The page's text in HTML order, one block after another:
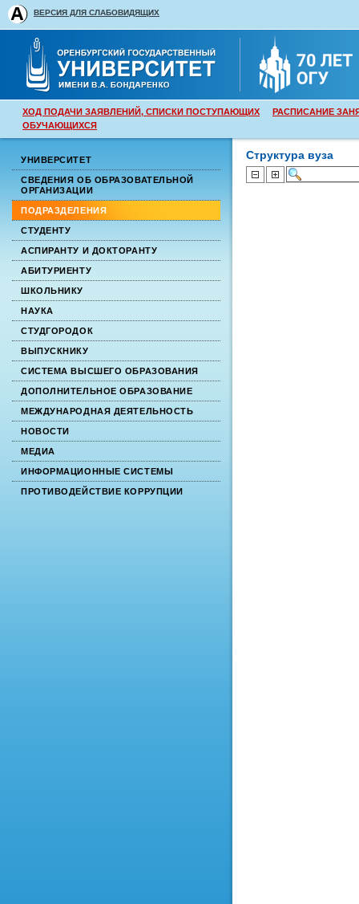
ВЕРСИЯ ДЛЯ СЛАБОВИДЯЩИХ
ХОД ПОДАЧИ ЗАЯВЛЕНИЙ, СПИСКИ ПОСТУПАЮЩИХ
РАСПИСАНИЕ
ОБУЧАЮЩИХСЯ
УНИВЕРСИТЕТ
СВЕДЕНИЯ ОБ ОБРАЗОВАТЕЛЬНОЙ
ОРГАНИЗАЦИИ
ПОДРАЗДЕЛЕНИЯ
СТУДЕНТУ
АСПИРАНТУ И ДОКТОРАНТУ
АБИТУРИЕНТУ
ШКОЛЬНИКУ
НАУКА
СТУДГОРОДОК
ВЫПУСКНИКУ
СИСТЕМА ВЫСШЕГО ОБРАЗОВАНИЯ
ДОПОЛНИТЕЛЬНОЕ ОБРАЗОВАНИЕ
МЕЖДУНАРОДНАЯ ДЕЯТЕЛЬНОСТЬ
НОВОСТИ
МЕДИА
ИНФОРМАЦИОННЫЕ СИСТЕМЫ
ПРОТИВОДЕЙСТВИЕ КОРРУПЦИИ
Структура вуза